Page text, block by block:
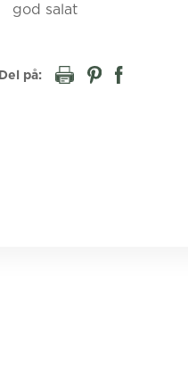
god salat
Del på: